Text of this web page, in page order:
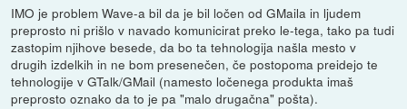
IMO je problem Wave-a bil da je bil ločen od GMaila in ljudem
preprosto ni prišlo v navado komunicirat preko le-tega, tako pa tudi
zastopim njihove besede, da bo ta tehnologija našla mesto v
drugih izdelkih in ne bom presenečen, če postopoma preidejo te
tehnologije v GTalk/GMail (namesto ločenega produkta imaš
preprosto oznako da to je pa "malo drugačna" pošta).